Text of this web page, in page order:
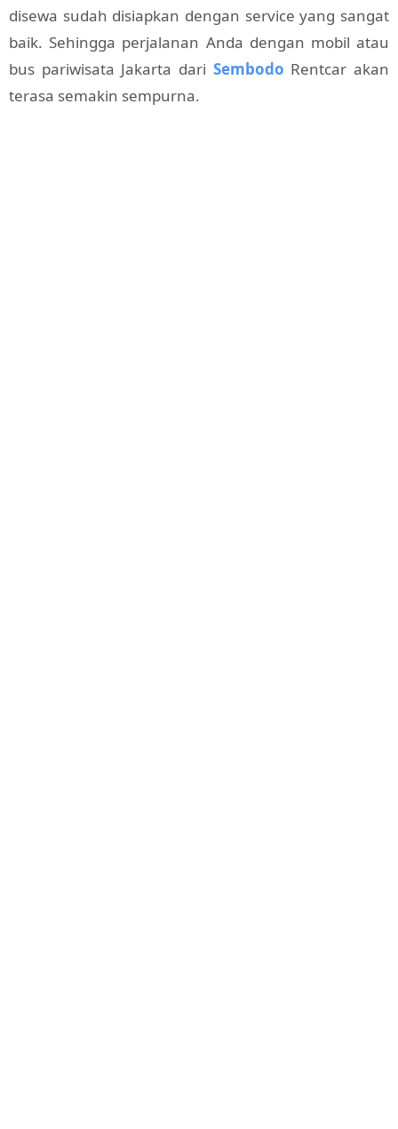
disewa sudah disiapkan dengan service yang sangat
baik. Sehingga perjalanan Anda dengan mobil atau
bus pariwisata Jakarta dari Sembodo Rentcar akan
terasa semakin sempurna.